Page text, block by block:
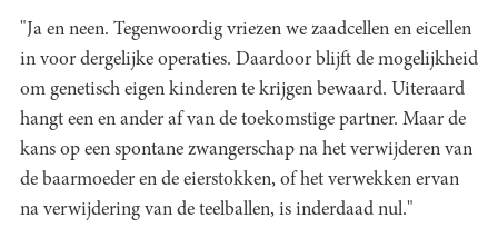
"Ja en neen. Tegenwoordig vriezen we zaadcellen en eicellen
in voor dergelijke operaties. Daardoor blijft de mogelijkheid
om genetisch eigen kinderen te krijgen bewaard. Uiteraard
hangt een en ander af van de toekomstige partner. Maar de
kans op een spontane zwangerschap na het verwijderen van
de baarmoeder en de eierstokken, of het verwekken ervan
na verwijdering van de teelballen, is inderdaad nul."